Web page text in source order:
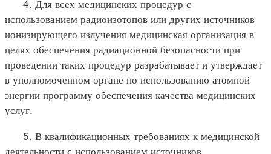
4. Для всех медицинских процедур с
использованием радиоизотопов или других источников
ионизирующего излучения медицинская организация в
целях обеспечения радиационной безопасности при
проведении таких процедур разрабатывает и утверждает
в уполномоченном органе по использованию атомной
энергии программу обеспечения качества медицинских
услуг.
5. В квалификационных требованиях к медицинской
деятельности с использованием источников